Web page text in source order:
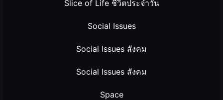
Slice of Life ชีวิตประจำวัน
Social Issues
Social Issues สังคม
Social Issues สังคม
Space